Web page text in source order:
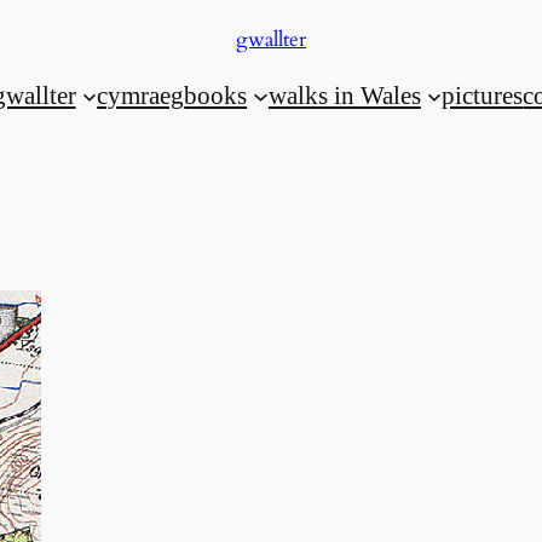
gwallter
cymraegbooks walks in Wales pictures